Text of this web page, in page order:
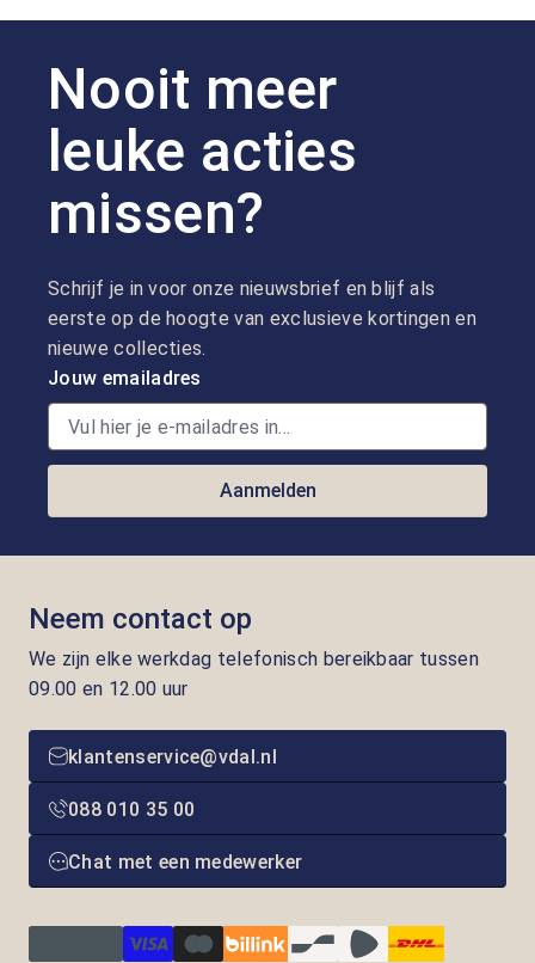
Nooit meer
leuke acties
missen?
Schrijf je in voor onze nieuwsbrief en blijf als
eerste op de hoogte van exclusieve kortingen en
nieuwe collecties.
Jouw emailadres
Aanmelden
Neem contact op
We zijn elke werkdag telefonisch bereikbaar tussen
09.00 en 12.00 uur
klantenservice@vdal.nl
088 010 35 00
Chat met een medewerker